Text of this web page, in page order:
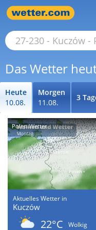
Das Wetter
Heute
10.08.
Morgen
11.08.
3
Polen-Wetter
Aktuelles Wetter in
Kuczów
22°C
Wolkig